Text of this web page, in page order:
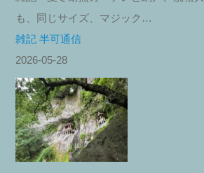
も、同じサイズ、マジック…
雑記 半可通信
2026-05-28